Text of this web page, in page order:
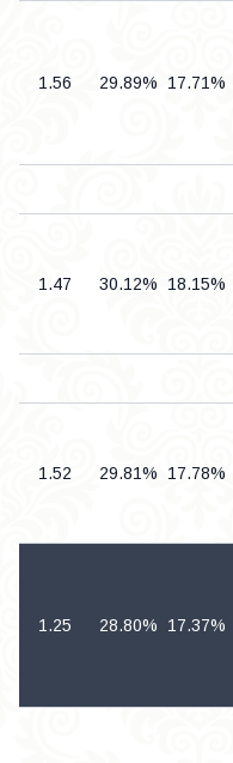
17.71%
29.89%
1.56
18.15%
30.12%
1.47
17.78%
29.81%
1.52
17.37%
28.80%
1.25